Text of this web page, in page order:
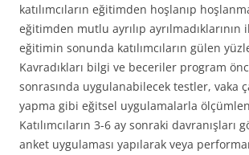
katılımcıların eğitimden hoşlanıp
eğitimden mutlu ayrılıp ayrılmadıklarının
eğitimin sonunda katılımcıların gülen
Kavradıkları bilgi ve beceriler program
sonrasında uygulanabilecek testler, vaka
yapma gibi eğitsel uygulamalarla
Katılımcıların 3-6 ay sonraki davranışları
anket uygulaması yapılarak veya